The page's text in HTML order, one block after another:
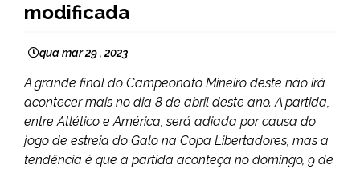
modificada
qua mar 29 , 2023
A grande final do Campeonato Mineiro deste não irá
acontecer mais no dia 8 de abril deste ano. A partida,
entre Atlético e América, será adiada por causa do
jogo de estreia do Galo na Copa Libertadores, mas a
tendência é que a partida aconteça no domingo, 9 de